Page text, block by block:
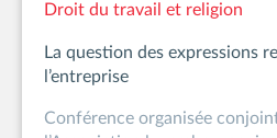
Droit du travail et religion
La question des expressions
l’entreprise
Conférence organisée